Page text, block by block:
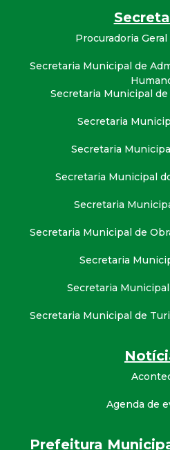
Procuradoria
Secretaria Municipal de
Secretaria Municipal
Secretaria
Secretaria
Secretaria Municipal
Secretaria
Secretaria Municipal de
Secretaria
Secretaria
Secretaria Municipal de
Agenda de
Prefeitura